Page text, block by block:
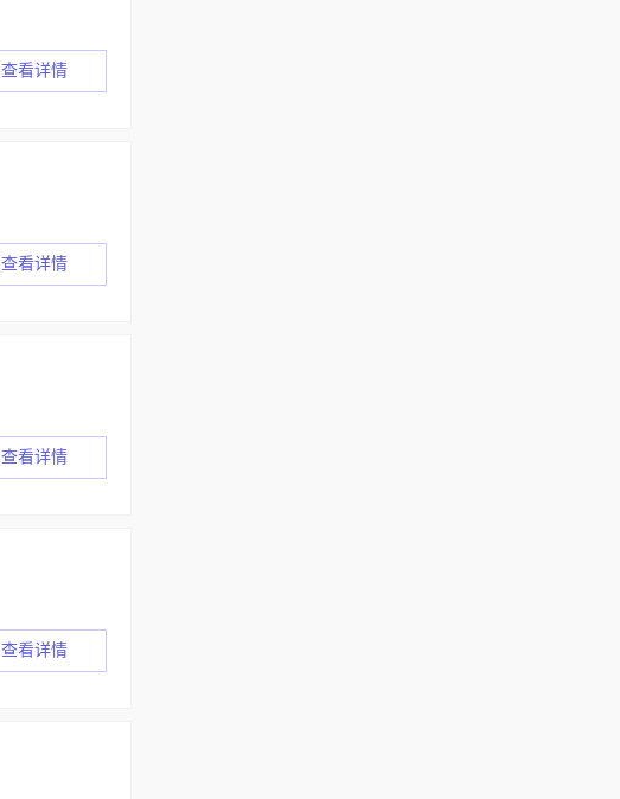
查看详情
查看详情
查看详情
查看详情